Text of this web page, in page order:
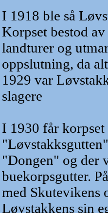
I 1918 ble så
Korpset bestod
landturer og
oppslutning, da
1929 var
slagere
I 1930 får
"Dongen" og der
buekorpsgutter.
med Skutevikens
Løvstakkens sin